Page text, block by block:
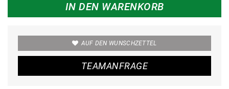
IN DEN WARENKORB
AUF DEN WUNSCHZETTEL
TEAMANFRAGE